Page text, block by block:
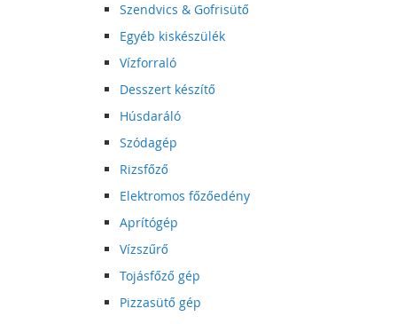
Szendvics & Gofrisütő
Egyéb kiskészülék
Vízforraló
Desszert készítő
Húsdaráló
Szódagép
Rizsfőző
Elektromos főzőedény
Aprítógép
Vízszűrő
Tojásfőző gép
Pizzasütő gép